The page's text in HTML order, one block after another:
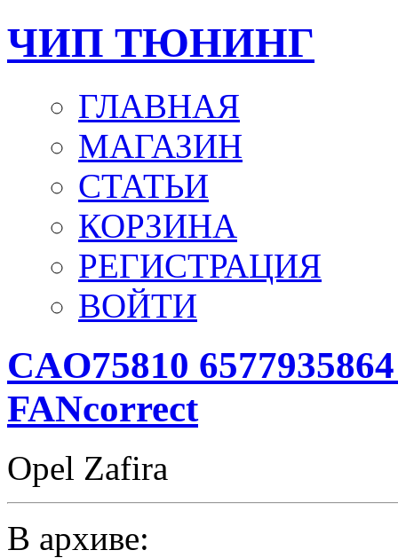
ЧИП ТЮНИНГ
ГЛАВНАЯ
МАГАЗИН
СТАТЬИ
КОРЗИНА
РЕГИСТРАЦИЯ
ВОЙТИ
CAO75810
FANcorrect
Opel Zafira
В архиве: